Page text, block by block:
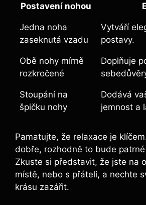
Postavení nohou
Jedna noha
zaseknutá vzadu
Vytváří
postavy.
Obě nohy mírně
rozkročené
Doplňuje
Stoupání na
špičku nohy
Dodává
jemnost a
Pamatujte, že relaxace je
dobře, rozhodně to bude
Zkuste si představit, že jste na
místě, nebo s přáteli, a nechte
krásu zazářit.